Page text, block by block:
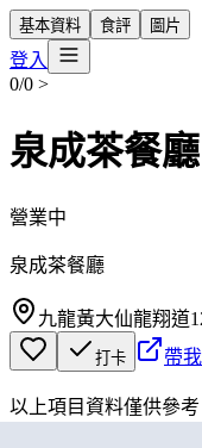
基本資料 食評 圖片
登入
0/0 >
泉成茶餐廳
營業中
泉成茶餐廳
九龍黃大仙龍翔道
打卡 帶
以上項目資料僅供參